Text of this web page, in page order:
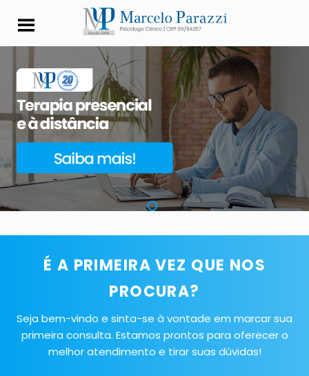
Psicólogo Marcelo
É A PRIMEIRA VEZ QUE NOS
PROCURA?
Seja bem-vindo e sinta-se à vontade em marcar sua
primeira consulta. Estamos prontos para oferecer o
melhor atendimento e tirar suas dúvidas!